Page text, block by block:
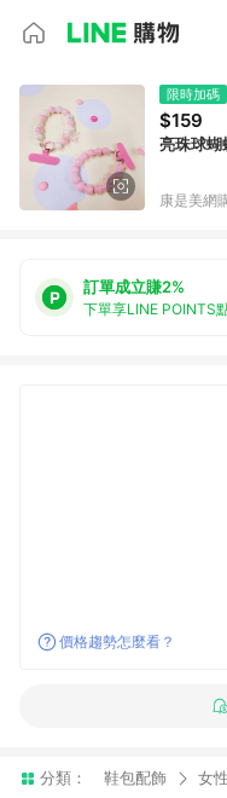
限時加碼
$159
亮珠球蝴
康是美網
訂單成立賺2%
下單享LINE POINTS
價格趨勢怎麼看？
分類： 鞋包配飾 女